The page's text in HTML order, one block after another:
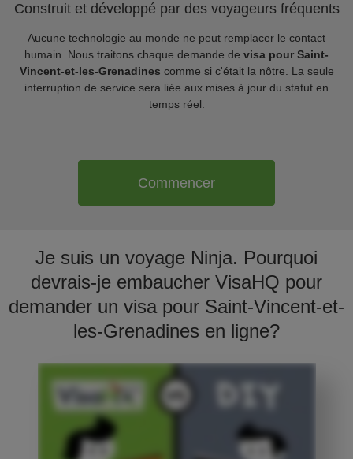
Construit et développé par des voyageurs fréquents
Aucune technologie au monde ne peut remplacer le contact
humain. Nous traitons chaque demande de visa pour Saint-
Vincent-et-les-Grenadines comme si c'était la nôtre. La seule
interruption de service sera liée aux mises à jour du statut en
temps réel.
Commencer
Je suis un voyage Ninja. Pourquoi
devrais-je embaucher VisaHQ pour
demander un visa pour Saint-Vincent-et-
les-Grenadines en ligne?